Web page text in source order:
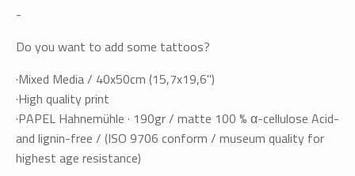
-
Do you want to add some tattoos?
·Mixed Media / 40x50cm (15,7x19,6'')
·High quality print
·PAPEL Hahnemühle · 190gr / matte 100 % α-cellulose Acid-
and lignin-free / (ISO 9706 conform / museum quality for
highest age resistance)